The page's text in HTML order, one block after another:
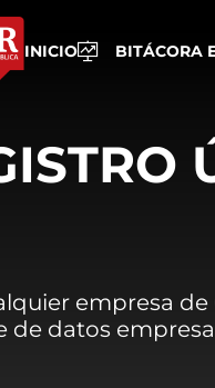
INICIO BITÁCORA
empresa
de datos